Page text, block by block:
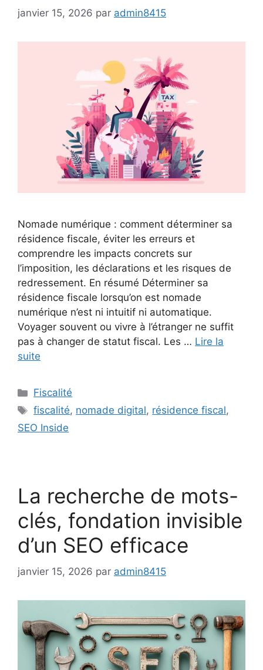
janvier 15, 2026 par admin8415
Nomade numérique : comment déterminer sa
résidence fiscale, éviter les erreurs et
comprendre les impacts concrets sur
l’imposition, les déclarations et les risques de
redressement. En résumé Déterminer sa
résidence fiscale lorsqu’on est nomade
numérique n’est ni intuitif ni automatique.
Voyager souvent ou vivre à l’étranger ne suffit
pas à changer de statut fiscal. Les … Lire la
suite
Catégories
Fiscalité
Étiquettes
fiscalité, nomade digital, résidence fiscal,
SEO Inside
La recherche de mots-
clés, fondation invisible
d’un SEO efficace
janvier 15, 2026 par admin8415